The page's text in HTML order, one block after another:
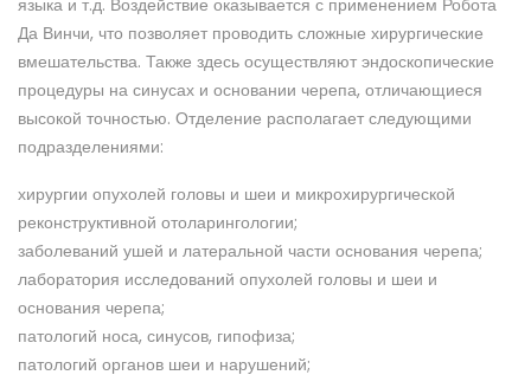
языка и т.д. Воздействие оказывается с применением Робота
Да Винчи, что позволяет проводить сложные хирургические
вмешательства. Также здесь осуществляют эндоскопические
процедуры на синусах и основании черепа, отличающиеся
высокой точностью. Отделение располагает следующими
подразделениями:
хирургии опухолей головы и шеи и микрохирургической
реконструктивной отоларингологии;
заболеваний ушей и латеральной части основания черепа;
лаборатория исследований опухолей головы и шеи и
основания черепа;
патологий носа, синусов, гипофиза;
патологий органов шеи и нарушений;